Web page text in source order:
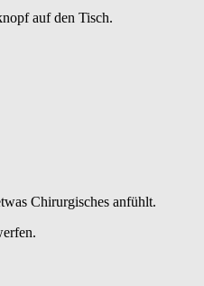
auf den Tisch.
Chirurgisches anfühlt.